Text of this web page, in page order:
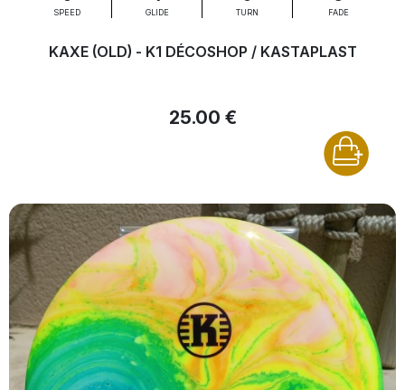
SPEED GLIDE TURN FADE
KAXE (OLD) - K1 DÉCOSHOP / KASTAPLAST
25.00 €